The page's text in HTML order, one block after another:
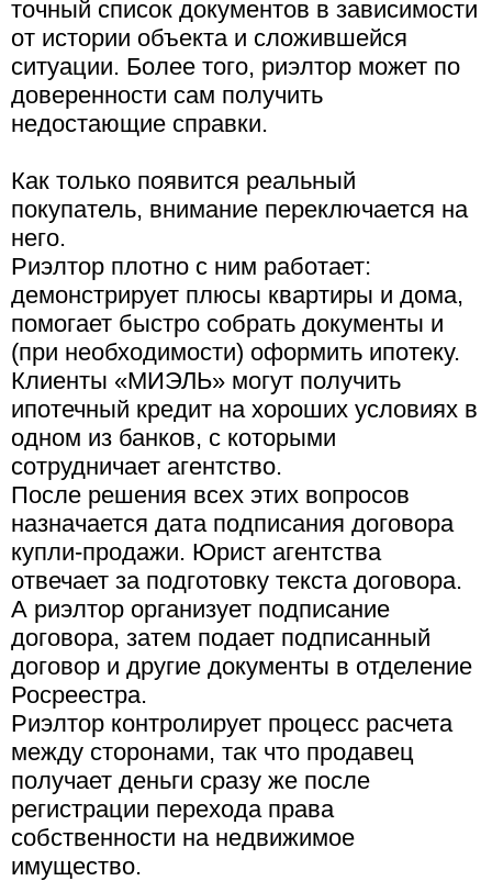
точный список документов в зависимости
от истории объекта и сложившейся
ситуации. Более того, риэлтор может по
доверенности сам получить
недостающие справки.
Как только появится реальный
покупатель, внимание переключается на
него.
Риэлтор плотно с ним работает:
демонстрирует плюсы квартиры и дома,
помогает быстро собрать документы и
(при необходимости) оформить ипотеку.
Клиенты «МИЭЛЬ» могут получить
ипотечный кредит на хороших условиях в
одном из банков, с которыми
сотрудничает агентство.
После решения всех этих вопросов
назначается дата подписания договора
купли-продажи. Юрист агентства
отвечает за подготовку текста договора.
А риэлтор организует подписание
договора, затем подает подписанный
договор и другие документы в отделение
Росреестра.
Риэлтор контролирует процесс расчета
между сторонами, так что продавец
получает деньги сразу же после
регистрации перехода права
собственности на недвижимое
имущество.